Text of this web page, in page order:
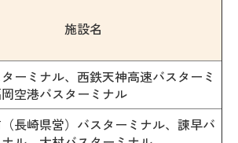
施設名
ーミナル、西鉄天神高速バスターミ
空港バスターミナル
長崎県営）バスターミナル、諫早バ